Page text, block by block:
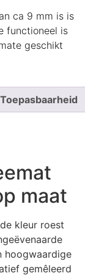
ca 9 mm is is
functioneel is
geschikt
Toepasbaarheid
maat
kleur roest
hoogwaardige
gemêleerd